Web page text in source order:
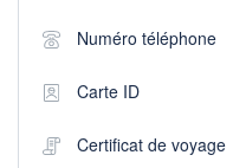
Numéro téléphone
Carte ID
Certificat de voyage